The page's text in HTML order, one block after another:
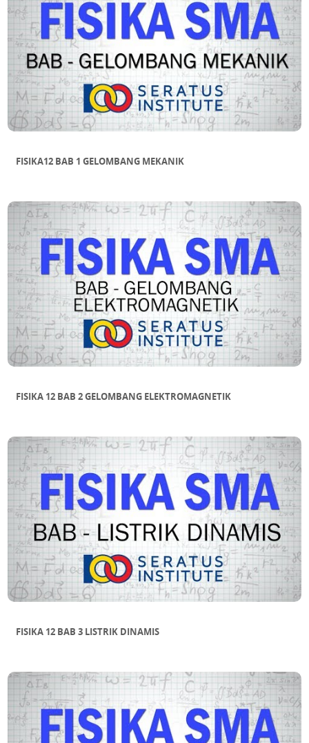
FISIKA12 BAB 1 GELOMBANG MEKANIK
FISIKA 12 BAB 2 GELOMBANG ELEKTROMAGNETIK
FISIKA 12 BAB 3 LISTRIK DINAMIS